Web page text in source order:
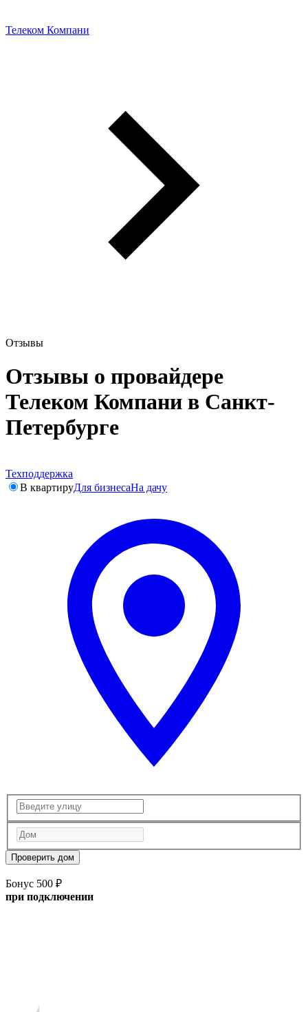
Телеком Компани
Отзывы
Отзывы о провайдере
Телеком Компани в Санкт-
Петербурге
Техподдержка
В квартируДля бизнесаНа дачу
Проверить дом
Бонус 500 ₽
при подключении